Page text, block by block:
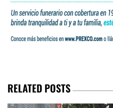
RELATED POSTS